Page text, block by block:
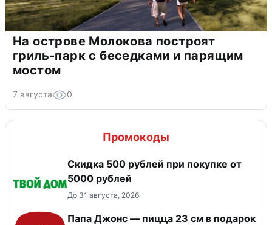
На острове Молокова построят
гриль-парк с беседками и парящим
мостом
7 августа 0
Промокоды
Скидка 500 рублей при покупке от
5000 рублей
До 31 августа, 2026
Папа Джонс — пицца 23 см в подарок